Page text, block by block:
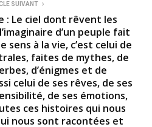
SUIVANT
: Le ciel dont rêvent les
d’un peuple fait
sens à la vie, c’est celui de
faites de mythes, de
d’énigmes et de
celui de ses rêves, de ses
de ses émotions,
ces histoires qui nous
nous sont racontées et